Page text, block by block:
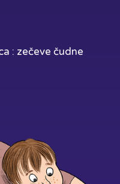
: zečeve čudne